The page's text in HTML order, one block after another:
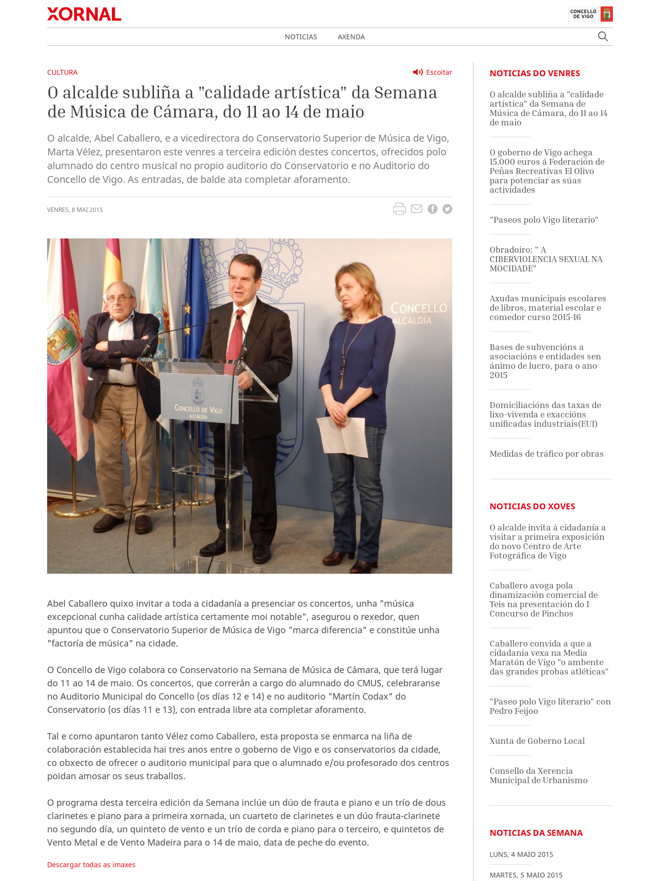
NOTICIAS AXENDA
Escoitar
CULTURA
O alcalde subliña a "calidade artística" da Semana
de Música de Cámara, do 11 ao 14 de maio
O alcalde, Abel Caballero, e a vicedirectora do Conservatorio Superior de Música de Vigo,
Marta Vélez, presentaron este venres a terceira edición destes concertos, ofrecidos polo
alumnado do centro musical no propio auditorio do Conservatorio e no Auditorio do
Concello de Vigo. As entradas, de balde ata completar aforamento.
VENRES, 8 MAI2015
Abel Caballero quixo invitar a toda a cidadanía a presenciar os concertos, unha "música
excepcional cunha calidade artística certamente moi notable", asegurou o rexedor, quen
apuntou que o Conservatorio Superior de Música de Vigo "marca diferencia" e constitúe unha
"factoría de música" na cidade.
O Concello de Vigo colabora co Conservatorio na Semana de Música de Cámara, que terá lugar
do 11 ao 14 de maio. Os concertos, que correrán a cargo do alumnado do CMUS, celebraranse
no Auditorio Municipal do Concello (os días 12 e 14) e no auditorio "Martín Codax" do
Conservatorio (os días 11 e 13), con entrada libre ata completar aforamento.
Tal e como apuntaron tanto Vélez como Caballero, esta proposta se enmarca na liña de
colaboración establecida hai tres anos entre o goberno de Vigo e os conservatorios da cidade,
co obxecto de ofrecer o auditorio municipal para que o alumnado e/ou profesorado dos centros
poidan amosar os seus traballos.
O programa desta terceira edición da Semana inclúe un dúo de frauta e piano e un trío de dous
clarinetes e piano para a primeira xornada, un cuarteto de clarinetes e un dúo frauta-clarinete
no segundo día, un quinteto de vento e un trío de corda e piano para o terceiro, e quintetos de
Vento Metal e de Vento Madeira para o 14 de maio, data de peche do evento.
Descargar todas as imaxes
NOTICIAS DO VENRES
O alcalde subliña a "calidade
artística" da Semana de
Música de Cámara, do 11 ao 14
de maio
O goberno de Vigo achega
15.000 euros á Federación de
Peñas Recreativas El Olivo
para potenciar as súas
actividades
"Paseos polo Vigo literario"
Obradoiro: " A
CIBERVIOLENCIA SEXUAL NA
MOCIDADE"
Axudas municipais escolares
de libros, material escolar e
comedor curso 2015-16
Bases de subvencións a
asociacións e entidades sen
ánimo de lucro, para o ano
2015
Domiciliacións das taxas de
lixo-vivenda e exaccións
unificadas industriais(EUI)
Medidas de tráfico por obras
NOTICIAS DO XOVES
O alcalde invita á cidadanía a
visitar a primeira exposición
do novo Centro de Arte
Fotográfica de Vigo
Caballero avoga pola
dinamización comercial de
Teis na presentación do I
Concurso de Pinchos
Caballero convida a que a
cidadanía vexa na Media
Maratón de Vigo "o ambente
das grandes probas atléticas"
"Paseo polo Vigo literario" con
Pedro Feijoo
Xunta de Goberno Local
Consello da Xerencia
Municipal de Urbanismo
NOTICIAS DA SEMANA
LUNS, 4 MAIO 2015
MARTES, 5 MAIO 2015